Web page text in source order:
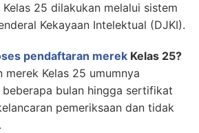
25 dilakukan melalui sistem
Kekayaan Intelektual (DJKI).
pendaftaran merek Kelas 25?
merek Kelas 25 umumnya
bulan hingga sertifikat
pemeriksaan dan tidak